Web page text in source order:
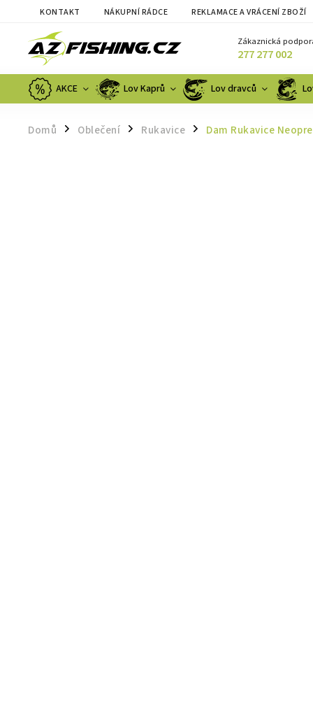
KONTAKT NÁKUPNÍ RÁDCE REKLAMACE A VRÁCENÍ ZBOŽÍ
Zákaznická
277 277 002
AKCE Lov Kaprů Lov dravců
Domů / Oblečení / Rukavice / Dam Rukavice